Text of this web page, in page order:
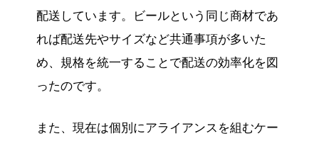
配送しています。ビールという同じ商材であ
れば配送先やサイズなど共通事項が多いた
め、規格を統一することで配送の効率化を図
ったのです。
また、現在は個別にアライアンスを組むケー